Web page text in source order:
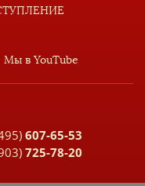
Мы в YouTube
607-65-53
725-78-20